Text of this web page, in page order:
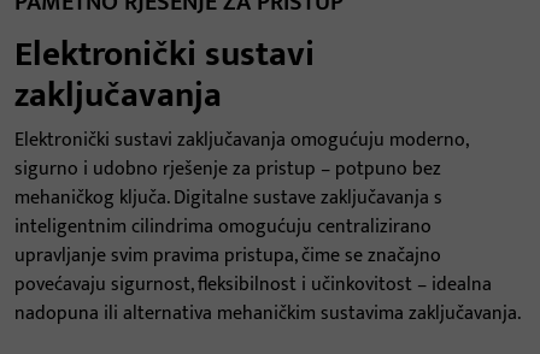
Elektronički sustavi
zaključavanja
Elektronički sustavi zaključavanja omogućuju moderno,
sigurno i udobno rješenje za pristup – potpuno bez
mehaničkog ključa. Digitalne sustave zaključavanja s
inteligentnim cilindrima omogućuju centralizirano
upravljanje svim pravima pristupa, čime se značajno
povećavaju sigurnost, fleksibilnost i učinkovitost – idealna
nadopuna ili alternativa mehaničkim sustavima zaključavanja.